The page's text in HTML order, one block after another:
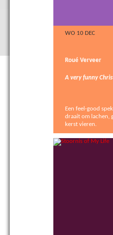
WO 10 DEC
Roué Verveer
A very funny
Een feel-good
draait om lachen,
kerst vieren.